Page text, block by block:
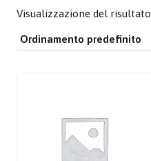
Visualizzazione del risultato